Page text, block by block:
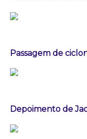
Passagem de
Depoimento de